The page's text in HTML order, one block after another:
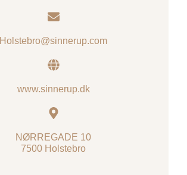
Holstebro@sinnerup.com
www.sinnerup.dk
NØRREGADE 10
7500 Holstebro